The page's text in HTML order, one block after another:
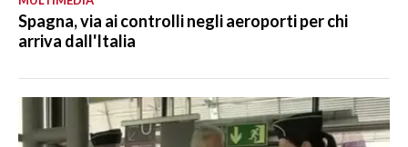
Spagna, via ai controlli negli aeroporti per chi
arriva dall'Italia